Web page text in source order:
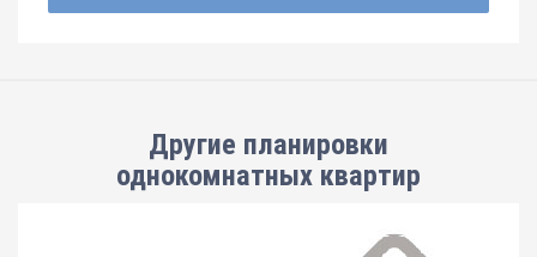
Другие планировки
однокомнатных квартир